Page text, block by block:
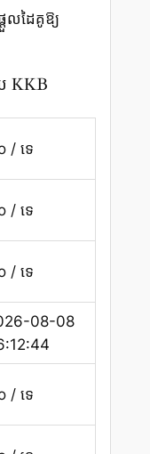
លដៃគូឱ្យ
KKB
/ ទេ
/ ទេ
/ ទេ
08-08
/ ទេ